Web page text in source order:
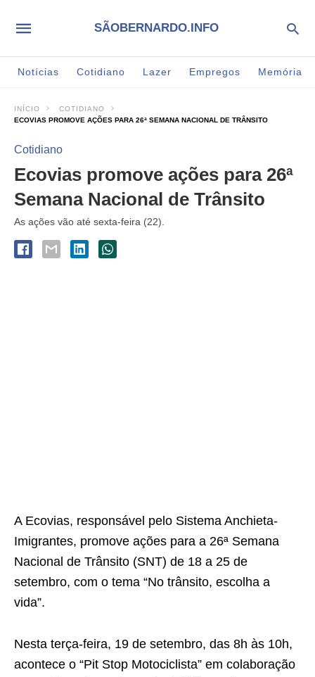
SÃOBERNARDO.INFO
Notícias Cotidiano Lazer Empregos Memória
INÍCIO
COTIDIANO
ECOVIAS PROMOVE AÇÕES PARA 26ª SEMANA NACIONAL DE TRÂNSITO
Cotidiano
Ecovias promove ações para 26ª
Semana Nacional de Trânsito
As ações vão até sexta-feira (22).
A Ecovias, responsável pelo Sistema Anchieta-
Imigrantes, promove ações para a 26ª Semana
Nacional de Trânsito (SNT) de 18 a 25 de
setembro, com o tema “No trânsito, escolha a
vida”.
Nesta terça-feira, 19 de setembro, das 8h às 10h,
acontece o “Pit Stop Motociclista” em colaboração